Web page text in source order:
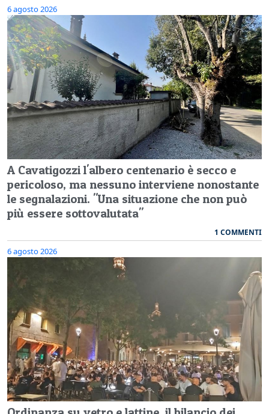
6 agosto 2026
A Cavatigozzi l'albero centenario è secco e
pericoloso, ma nessuno interviene nonostante
le segnalazioni. "Una situazione che non può
più essere sottovalutata"
1 COMMENTI
6 agosto 2026